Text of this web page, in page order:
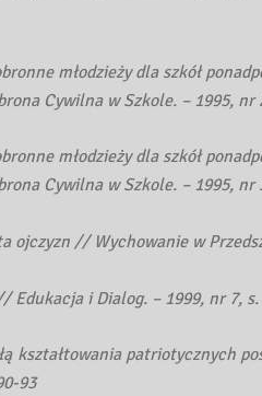
młodzieży dla szkół
Cywilna w Szkole. – 1995, nr
młodzieży dla szkół
Cywilna w Szkole. – 1995, nr
ojczyzn // Wychowanie w
i Dialog. – 1999, nr 7,
kształtowania patriotycznych
93